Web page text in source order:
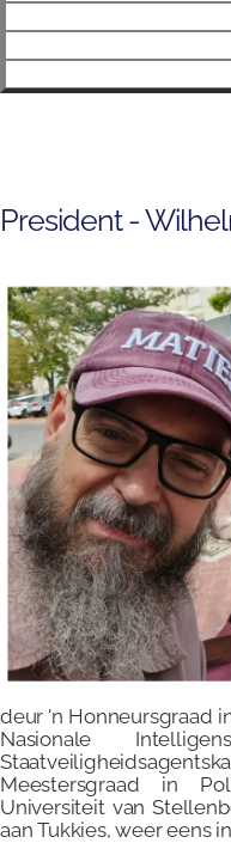
President -
deur 'n Honneursgraad
Nasionale
Meestersgraad in
Universiteit van
aan Tukkies, weer eens